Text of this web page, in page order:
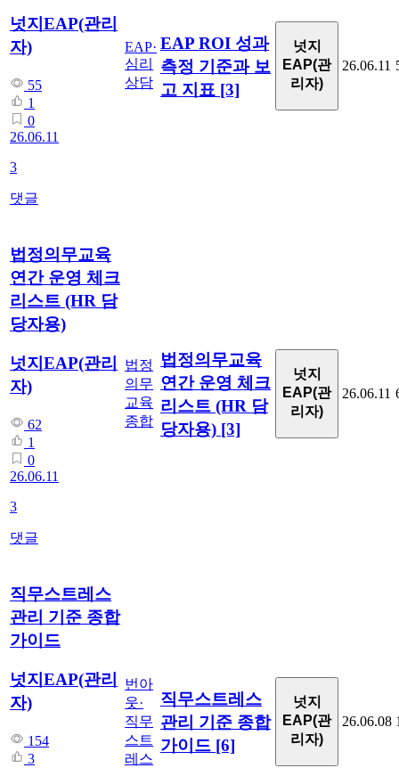
넛지EAP(관리
자)
55
1
0
26.06.11
3
댓글
EAP·
심리
상담
EAP ROI 성과
측정 기준과 보
고 지표 [3]
넛지
EAP(관
리자)
26.06.11
법정의무교육
연간 운영 체크
리스트 (HR 담
당자용)
넛지EAP(관리
자)
62
1
0
26.06.11
3
댓글
법정
의무
교육
종합
법정의무교육
연간 운영 체크
리스트 (HR 담
당자용) [3]
넛지
EAP(관
리자)
26.06.11
직무스트레스
관리 기준 종합
가이드
넛지EAP(관리
자)
154
3
번아
웃·
직무
스트
레스
직무스트레스
관리 기준 종합
가이드 [6]
넛지
EAP(관
리자)
26.06.08